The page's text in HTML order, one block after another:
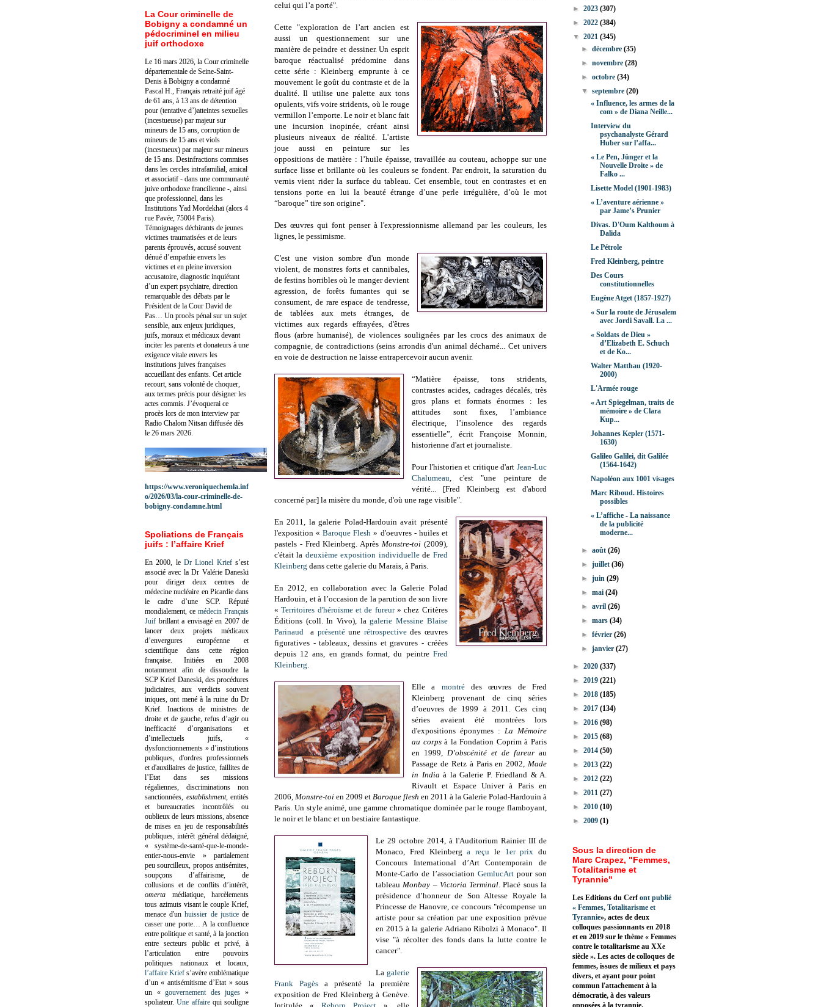
celui qui l’a porté".
Cette "exploration de l’art ancien est
aussi un questionnement sur une
manière de peindre et dessiner. Un esprit
baroque réactualisé prédomine dans
cette série : Kleinberg emprunte à ce
mouvement le goût du contraste et de la
dualité. Il utilise une palette aux tons
opulents, vifs voire stridents, où le rouge
vermillon l’emporte. Le noir et blanc fait
une incursion inopinée, créant ainsi
plusieurs niveaux de réalité. L’artiste
joue aussi en peinture sur les
oppositions de matière : l’huile épaisse, travaillée au couteau, achoppe sur une
surface lisse et brillante où les couleurs se fondent. Par endroit, la saturation du
vernis vient rider la surface du tableau. Cet ensemble, tout en contrastes et en
tensions porte en lui la beauté étrange d’une perle irrégulière, d’où le mot
“baroque” tire son origine".
Des œuvres qui font penser à l'expressionnisme allemand par les couleurs, les
lignes, le pessimisme.
C'est une vision sombre d'un monde
violent, de monstres forts et cannibales,
de festins horribles où le manger devient
agression, de forêts fumantes qui se
consument, de rare espace de tendresse,
de tablées aux mets étranges, de
victimes aux regards effrayées, d'êtres
flous (arbre humanisé), de violences soulignées par les crocs des animaux de
compagnie, de contradictions (seins arrondis d'un animal décharné... Cet univers
en voie de destruction ne laisse entrapercevoir aucun avenir.
“Matière épaisse, tons stridents,
contrastes acides, cadrages décalés, très
gros plans et formats énormes : les
attitudes sont fixes, l’ambiance
électrique, l’insolence des regards
essentielle”, écrit Françoise Monnin,
historienne d'art et journaliste.
Pour l'historien et critique d'art Jean-Luc
Chalumeau, c'est "une peinture de
vérité... [Fred Kleinberg est d'abord
concerné par] la misère du monde, d'où une rage visible".
En 2011, la galerie Polad-Hardouin avait présenté
l'exposition «Baroque Flesh » d'oeuvres - huiles et
pastels - Fred Kleinberg. AprèsMonstre-toi (2009),
c'était la deuxième exposition individuellede Fred
Kleinberg dans cette galerie du Marais, à Paris.
En 2012, en collaboration avec la Galerie Polad
Hardouin, et à l’occasion de la parution de son livre
«Territoires d'héroïsme et de fureur» chez Critères
Éditions (coll. In Vivo), lagalerie Messine Blaise
Parinaud a présentéune rétrospectivedes œuvres
figuratives - tableaux, dessins et gravures - créées
depuis 12 ans, en grands format, du peintre Fred
Kleinberg.
Elle a montrédes œuvres de Fred
Kleinberg provenant de cinq séries
d’oeuvres de 1999 à 2011. Ces cinq
séries avaient été montrées lors
d'expositions éponymes :La Mémoire
au corpsà la Fondation Coprim à Paris
en 1999,D’obscénité et de fureur au
Passage de Retz à Paris en 2002, Made
in India à la Galerie P. Friedland & A.
Rivault et Espace Univer à Paris en
2006, Monstre-toi en 2009 et Baroque flesh en 2011 à la Galerie Polad-Hardouin à
Paris. Un style animé, une gamme chromatique dominée par le rouge flamboyant,
le noir et le blanc et un bestiaire fantastique.
Le 29 octobre 2014, à l'Auditorium Rainier III de
Monaco, Fred Kleinberga reçu le 1er prix du
Concours International d’Art Contemporain de
Monte-Carlo de l’associationGemlucArt pour son
tableauMonbay – Victoria Terminal. Placé sous la
présidence d’honneur de Son Altesse Royale la
Princesse de Hanovre, ce concours "récompense un
artiste pour sa création par une exposition prévue
en 2015 à la galerie Adriano Ribolzi à Monaco". Il
vise "à récolter des fonds dans la lutte contre le
cancer".
La galerie
Frank Pagès a présenté la première
exposition de Fred Kleinberg à Genève.
La Cour criminelle de
Bobigny a condamné un
pédocriminel en milieu
juif orthodoxe
Le 16 mars 2026, la Cour criminelle
départementale de Seine-Saint-
Denis à Bobigny a condamné
Pascal H., Français retraité juif âgé
de 61 ans, à 13 ans de détention
pour (tentative d’)atteintes sexuelles
(incestueuse) par majeur sur
mineurs de 15 ans, corruption de
mineurs de 15 ans et viols
(incestueux) par majeur sur mineurs
de 15 ans. Desinfractions commises
dans les cercles intrafamilial, amical
et associatif - dans une communauté
juive orthodoxe francilienne -, ainsi
que professionnel, dans les
Institutions Yad Mordekhaï (alors 4
rue Pavée, 75004 Paris).
Témoignages déchirants de jeunes
victimes traumatisées et de leurs
parents éprouvés, accusé souvent
dénué d’empathie envers les
victimes et en pleine inversion
accusatoire, diagnostic inquiétant
d’un expert psychiatre, direction
remarquable des débats par le
Président de la Cour David de
Pas… Un procès pénal sur un sujet
sensible, aux enjeux juridiques,
juifs, moraux et médicaux devant
inciter les parents et donateurs à une
exigence vitale envers les
institutions juives françaises
accueillant des enfants. Cet article
recourt, sans volonté de choquer,
aux termes précis pour désigner les
actes commis. J’évoquerai ce
procès lors de mon interview par
Radio Chalom Nitsan diffusée dès
le 26 mars 2026.
https://www.veroniquechemla.inf
o/2026/03/la-cour-criminelle-de-
bobigny-condamne.html
Spoliations de Français
juifs : l’affaire Krief
En 2000, le Dr Lionel Kriefs’est
associé avec la Dr Valérie Daneski
pour diriger deux centres de
médecine nucléaire en Picardie dans
le cadre d’une SCP. Réputé
mondialement, ce médecin Français
Juif brillant a envisagé en 2007 de
lancer deux projets médicaux
d’envergures européenne et
scientifique dans cette région
française. Initiées en 2008
notamment afin de dissoudre la
SCP Krief Daneski, des procédures
judiciaires, aux verdicts souvent
iniques, ont mené à la ruine du Dr
Krief. Inactions de ministres de
droite et de gauche, refus d’agir ou
inefficacité d’organisations et
d’intellectuels juifs, «
dysfonctionnements » d’institutions
publiques, d'ordres professionnels
et d'auxiliaires de justice, faillites de
l’Etat dans ses missions
régaliennes, discriminations non
sanctionnées, establishment, entités
et bureaucraties incontrôlés ou
oublieux de leurs missions, absence
de mises en jeu de responsabilités
publiques, intérêt général dédaigné,
« système-de-santé-que-le-monde-
entier-nous-envie » partialement
peu sourcilleux, propos antisémites,
soupçons d’affairisme, de
collusions et de conflits d’intérêt,
omerta médiatique, harcèlements
tous azimuts visant le couple Krief,
menace d'unhuissier de justicede
casser une porte… A la confluence
entre politique et santé, à la jonction
entre secteurs public et privé, à
l’articulation entre pouvoirs
politiques nationaux et locaux,
l’affaire Krief s’avère emblématique
d’un « antisémitisme d’Etat » sous
un «gouvernement des juges »
spoliateur.Une affairequi souligne
► 2023 (307)
► 2022 (384)
▼ 2021 (345)
►décembre(35)
►novembre(28)
►octobre(34)
▼septembre(20)
« Influence, les armes de la
com » de Diana Neille...
Interview du
psychanalyste Gérard
Huber sur l’affa...
« Le Pen, Jünger et la
Nouvelle Droite » de
Falko ...
Lisette Model (1901-1983)
« L’aventure aérienne »
par Jame’s Prunier
Divas. D'Oum Kalthoum à
Dalida
Le Pétrole
Fred Kleinberg, peintre
Des Cours
constitutionnelles
Eugène Atget (1857-1927)
« Sur la route de Jérusalem
avec Jordi Savall. La ...
« Soldats de Dieu »
d’Elizabeth E. Schuch
et de Ko...
Walter Matthau (1920-
2000)
L'Armée rouge
« Art Spiegelman, traits de
mémoire » de Clara
Kup...
Johannes Kepler (1571-
1630)
Galileo Galilei, dit Galilée
(1564-1642)
Napoléon aux 1001 visages
Marc Riboud. Histoires
possibles
« L’affiche - La naissance
de la publicité
moderne...
►août(26)
►juillet(36)
►juin(29)
►mai(24)
►avril(26)
►mars(34)
►février(26)
►janvier(27)
► 2020 (337)
► 2019 (221)
► 2018 (185)
► 2017 (134)
► 2016 (98)
► 2015 (68)
► 2014 (50)
► 2013 (22)
► 2012 (22)
► 2011 (27)
► 2010 (10)
► 2009 (1)
Sous la direction de
Marc Crapez, "Femmes,
Totalitarisme et
Tyrannie"
Les Editions du Cerfont publié
« Femmes, Totalitarisme et
Tyrannie», actes de deux
colloques passionnants en 2018
et en 2019 sur le thème « Femmes
contre le totalitarisme au XXe
siècle ». Les actes de colloques de
femmes, issues de milieux et pays
divers, et ayant pour point
commun l'attachement à la
démocratie, à des valeurs
opposées à la tyrannie.